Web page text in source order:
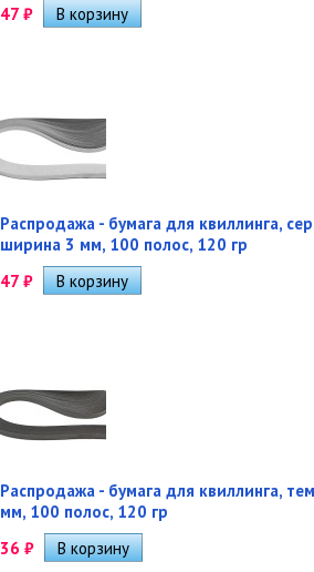
47 ₽
Распродажа - бумага для квиллинга,
ширина 3 мм, 100 полос, 120 гр
47 ₽
Распродажа - бумага для квиллинга,
мм, 100 полос, 120 гр
36 ₽